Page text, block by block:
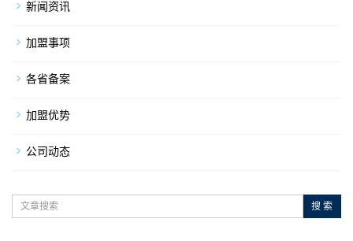
新闻资讯
加盟事项
各省备案
加盟优势
公司动态
搜 索